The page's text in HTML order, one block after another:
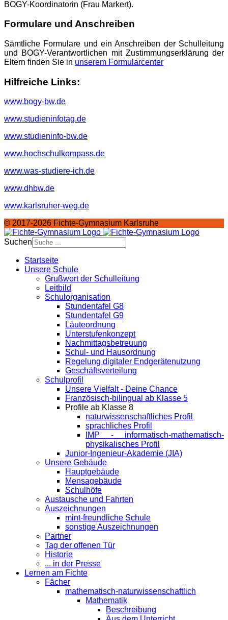
BOGY-Koordinatorin (Frau Markert).
Formulare und Anschreiben
Sämtliche Formulare und ein Anschreiben der Schulleitung
und BOGY-Verantwortlichen mit Zustimmungserklärung der
Eltern finden Sie in unserem Formularcenter
Hilfreiche Links:
www.bogy-bw.de
www.studieninfotag.de
www.studieninfo-bw.de
www.hochschulkompass.de
www.was-studiere-ich.de
www.dhbw.de
www.karlsruher-weg.de
© 2017-2026 Fichte-Gymnasium Karlsruhe
Suchen
Startseite
Unsere Schule
Grußwort der Schulleitung
Leitbild
Schulorganisation
Stundentafel G8
Stundentafel G9
Läuteordnung
Unterstufenkonzept
Nachmittagsbetreuung
Schul- und Hausordnung
Regelung digitaler Endgeräte­nutzung
Geschäftsverteilung
Schulprofil
Unsere Vielfalt - Deine Chance
Französisch-bilingual ab Klasse 5
Profile ab Klasse 8
naturwissenschaftliches Profil
sprachliches Profil
IMP - informatisch-mathematisch-
physikalisches Profil
Junior-Ingenieur-Akademie (JIA)
Unsere Gebäude
Hauptgebäude
Mensagebäude
Schulhöfe
Austausche und Fahrten
Auszeichnungen
mint-freundliche Schule
sonstige Auszeichnungen
Partner
Tag der offenen Tür
Historie
... in der Presse
Lernen am Fichte
Fächer
mathematisch-naturwissenschaftlich
Mathematik
Beschreibung